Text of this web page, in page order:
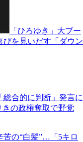
「ひろゆき」大ブー
びを見いだす「ダウン
総合的に判断」発言に
の政権奪取で野党
苦の“白髪”…「5キロ